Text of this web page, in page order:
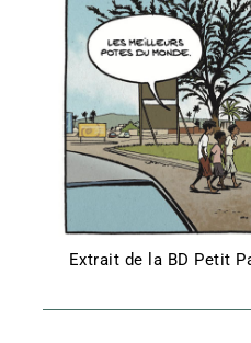
Extrait de la BD Petit